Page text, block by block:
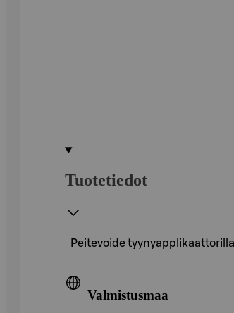
Tuotetiedot
Peitevoide
Valmistusmaa